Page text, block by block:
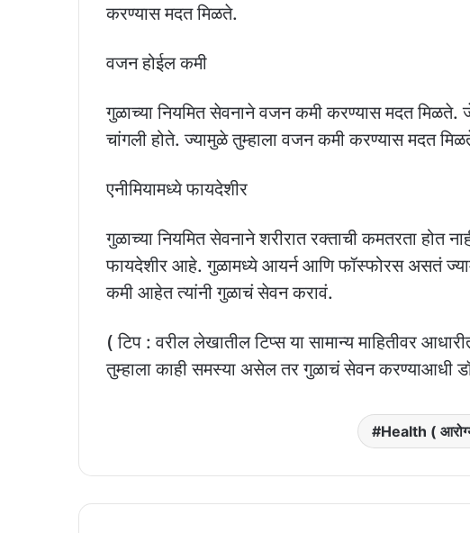
करण्यास मदत मिळते.
वजन होईल कमी
गुळाच्या नियमित सेवनाने वजन कमी करण्यास मदत
चांगली होते. ज्यामुळे तुम्हाला वजन कमी करण्यास मदत
एनीमियामध्ये फायदेशीर
गुळाच्या नियमित सेवनाने शरीरात रक्ताची कमतरता होत
फायदेशीर आहे. गुळामध्ये आयर्न आणि फॉस्फोरस असतं
कमी आहेत त्यांनी गुळाचं सेवन करावं.
( टिप : वरील लेखातील टिप्स या सामान्य माहितीवर
तुम्हाला काही समस्या असेल तर गुळाचं सेवन करण्याआधी
Health (